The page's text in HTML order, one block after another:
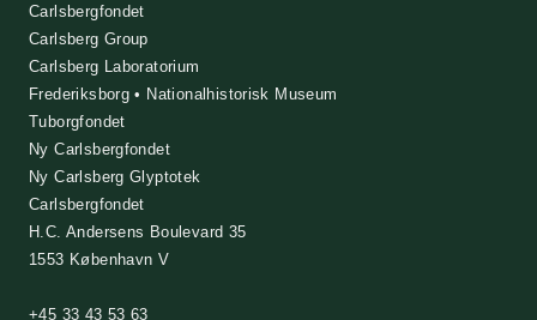
Carlsbergfondet
Carlsberg Group
Carlsberg Laboratorium
Frederiksborg • Nationalhistorisk Museum
Tuborgfondet
Ny Carlsbergfondet
Ny Carlsberg Glyptotek
Carlsbergfondet
H.C. Andersens Boulevard 35
1553 København V
+45 33 43 53 63